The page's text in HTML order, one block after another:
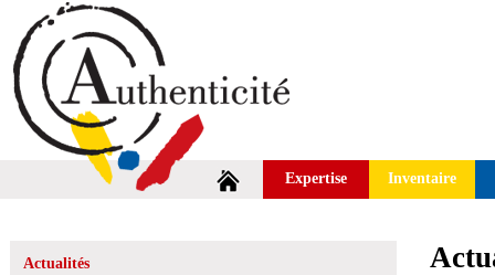
Expertise Inventaire
Actualités